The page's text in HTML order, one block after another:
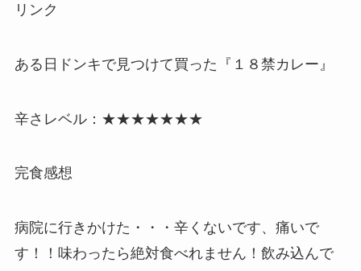
リンク
ある日ドンキで見つけて買った『１８禁カレー』
辛さレベル：★★★★★★★
完食感想
病院に行きかけた・・・辛くないです、痛いで
す！！味わったら絶対食べれません！飲み込んで